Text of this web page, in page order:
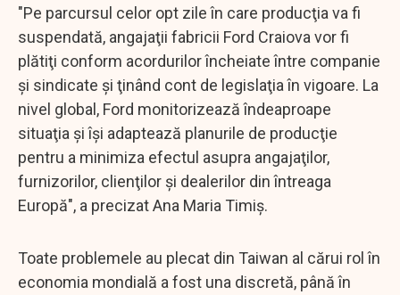
"Pe parcursul celor opt zile în care producţia va fi
suspendată, angajaţii fabricii Ford Craiova vor fi
plătiţi conform acordurilor încheiate între companie
şi sindicate şi ţinând cont de legislaţia în vigoare. La
nivel global, Ford monitorizează îndeaproape
situaţia şi îşi adaptează planurile de producţie
pentru a minimiza efectul asupra angajaţilor,
furnizorilor, clienţilor şi dealerilor din întreaga
Europă", a precizat Ana Maria Timiş.
Toate problemele au plecat din Taiwan al cărui rol în
economia mondială a fost una discretă, până în